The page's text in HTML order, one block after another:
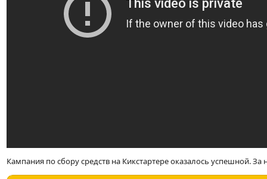
Кампания по сбору средств на Кикстартере оказалось успешной.